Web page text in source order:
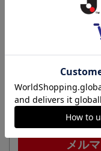
ＳＣ相模
セールや新着アイテ
お知らせします！
※無料・不定期配信
メル